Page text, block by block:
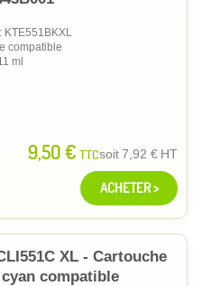
KTE551BKXL
compatible
ml
9,50 € TTCsoit7,92 € HT
ACHETER >
XL - Cartouche
compatible